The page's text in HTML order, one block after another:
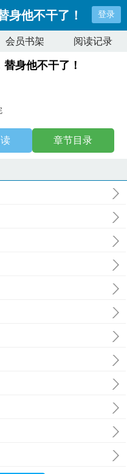
身他不干了！ 登录
会员书架 阅读记录
身他不干了！
章节目录